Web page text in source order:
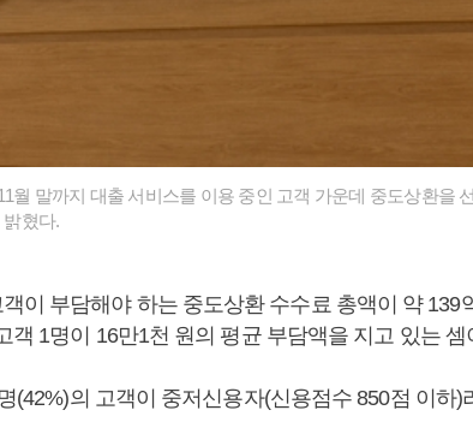
월 말까지 대출 서비스를 이용 중인 고객 가운데 중도상환을
밝혔다.
이 부담해야 하는 중도상환 수수료 총액이 약 139
객 1명이 16만1천 원의 평균 부담액을 지고 있는 셈
(42%)의 고객이 중저신용자(신용점수 850점 이하)